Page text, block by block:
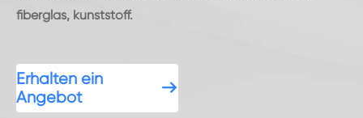
fiberglas, kunststoff.
Erhalten ein
Angebot
